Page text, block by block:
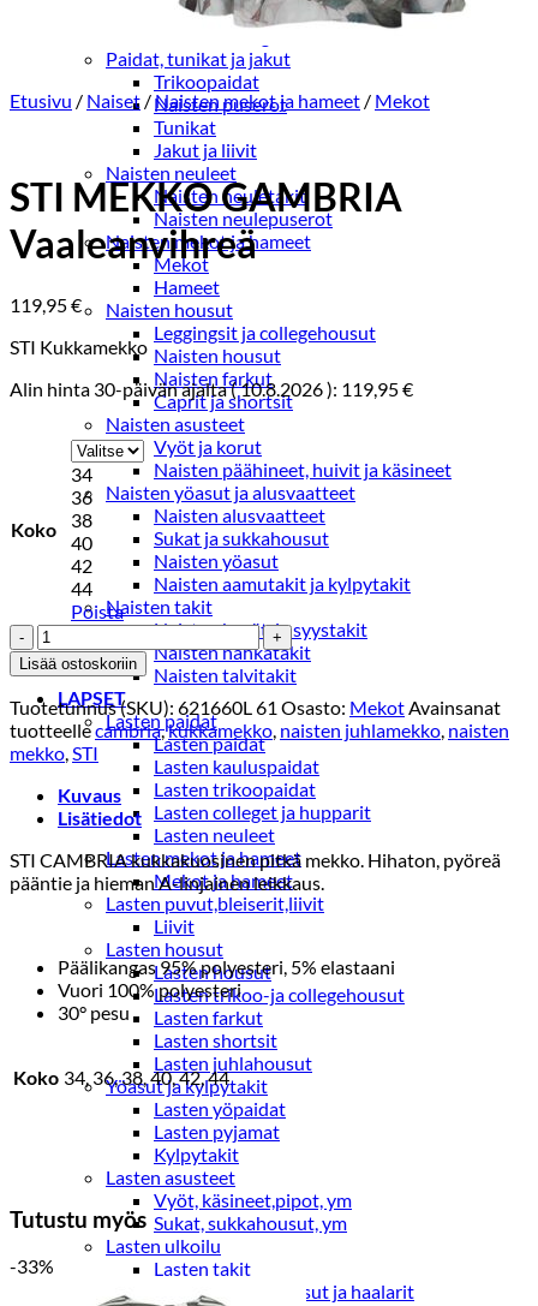
Naisten paidat
Naisten colleget
Paidat, tunikat ja jakut
Trikoopaidat
Naisten puserot
Tunikat
Jakut ja liivit
Naisten neuleet
Naisten neuletakit
Naisten neulepuserot
Naisten mekot ja hameet
Mekot
Hameet
Naisten housut
Leggingsit ja collegehousut
Naisten housut
Naisten farkut
Caprit ja shortsit
Naisten asusteet
Vyöt ja korut
Naisten päähineet, huivit ja käsineet
Naisten yöasut ja alusvaatteet
Naisten alusvaatteet
Sukat ja sukkahousut
Naisten yöasut
Naisten aamutakit ja kylpytakit
Naisten takit
Naisten kevät-ja syystakit
Naisten nahkatakit
Naisten talvitakit
LAPSET
Lasten paidat
Lasten paidat
Lasten kauluspaidat
Lasten trikoopaidat
Lasten colleget ja hupparit
Lasten neuleet
Lasten mekot ja hameet
Mekot ja hameet
Lasten puvut,bleiserit,liivit
Liivit
Lasten housut
Lasten housut
Lasten trikoo-ja collegehousut
Lasten farkut
Lasten shortsit
Lasten juhlahousut
Yöasut ja kylpytakit
Lasten yöpaidat
Lasten pyjamat
Kylpytakit
Lasten asusteet
Vyöt, käsineet,pipot, ym
Sukat, sukkahousut, ym
Lasten ulkoilu
Lasten takit
Ulkoilupuvut, housut ja haalarit
Etusivu / Naiset /Naisten mekot ja hameet / Mekot
STI MEKKO GAMBRIA
Vaaleanvihreä
119,95€
STI Kukkamekko
Alin hinta 30-päivän ajalta (10.8.2026): 119,95€
Koko
34
36
38
40
42
44
Poista
STI
MEKKO
GAMBRIA
Vaaleanvihreä
määrä
Lisää ostoskoriin
Tuotetunnus (SKU): 621660L 61 Osasto: MekotAvainsanat
tuotteellecambria,kukkamekko, naisten juhlamekko, naisten
mekko,STI
Kuvaus
Lisätiedot
STI CAMBRIA kukkakuosinen pitkä mekko. Hihaton, pyöreä
pääntie ja hieman A-linjainen leikkaus.
Päälikangas 95% polyesteri, 5% elastaani
Vuori 100% polyesteri
30° pesu
Koko 34, 36, 38, 40, 42, 44
Tutustu myös
-33%